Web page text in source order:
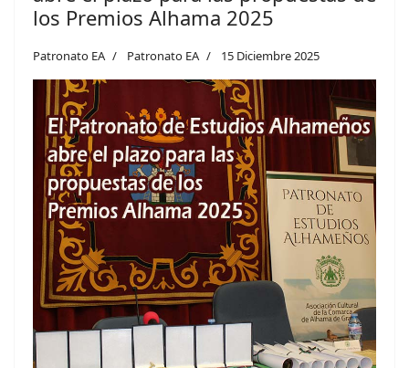
los Premios Alhama 2025
Patronato EA Patronato EA 15 Diciembre 2025